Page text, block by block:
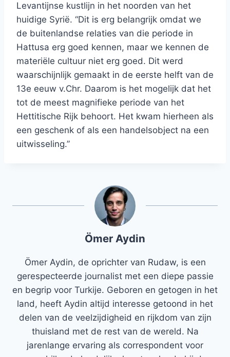
Levantijnse kustlijn in het noorden van het
huidige Syrië. “Dit is erg belangrijk omdat we
de buitenlandse relaties van die periode in
Hattusa erg goed kennen, maar we kennen de
materiële cultuur niet erg goed. Dit werd
waarschijnlijk gemaakt in de eerste helft van de
13e eeuw v.Chr. Daarom is het mogelijk dat het
tot de meest magnifieke periode van het
Hettitische Rijk behoort. Het kwam hierheen als
een geschenk of als een handelsobject na een
uitwisseling.”
Ömer Aydin
Ömer Aydin, de oprichter van Rudaw, is een
gerespecteerde journalist met een diepe passie
en begrip voor Turkije. Geboren en getogen in het
land, heeft Aydin altijd interesse getoond in het
delen van de veelzijdigheid en rijkdom van zijn
thuisland met de rest van de wereld. Na
jarenlange ervaring als correspondent voor